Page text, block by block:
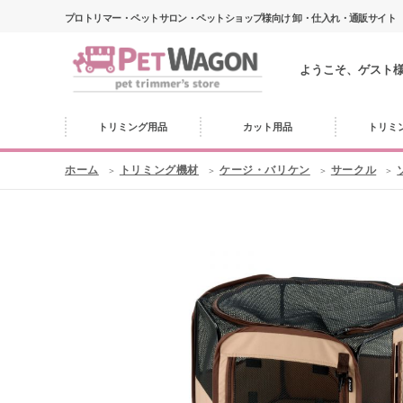
プロトリマー・ペットサロン・ペットショップ様向け 卸・仕入れ・通販サイト
ようこそ、ゲスト
トリミング用品 カット用品 トリミ
ホーム トリミング機材 ケージ・バリケン サークル